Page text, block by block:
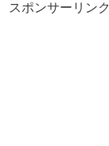
スポンサーリンク